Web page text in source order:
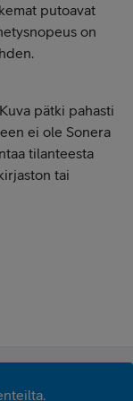
putoavat
on
pätki pahasti
ei ole Sonera
tilanteesta
tai